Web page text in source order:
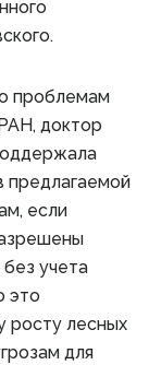
проблемам
доктор
предлагаемой
если
учета
это
росту лесных
для